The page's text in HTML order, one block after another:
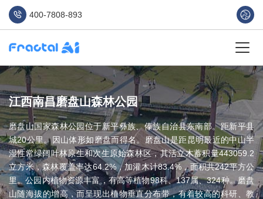
400-7808-893
江西南昌磨盘山森林公园
磨盘山国家森林公园位于新平彝族、傣族自治县东南部。距新平县
城20公里。因山体形如磨盘而得名。磨盘山是距昆明最近的中山半
湿性常绿阔叶林原生和次生原始森林区，其活立木蓄积量443059.2
立方米，森林覆盖率达64.2%，加灌木计83.4%，面积共242平方公
里。公园内植物资源丰富，有高等植物98科、137属、324种。磨盘
山随海拔的增高，而呈现出植物垂直分布带，有着较高的科研、教